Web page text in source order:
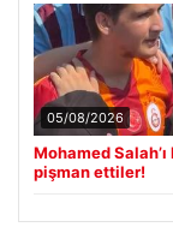
05/08/2026
Mohamed
pişman ettiler!